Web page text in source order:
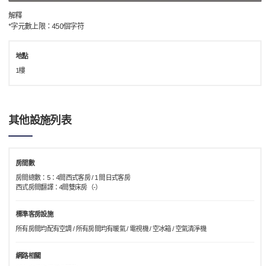
解釋
*字元數上限：450個字符
地點
1樓
其他設施列表
房間數
房間總數：5：4間西式客房 / 1 間日式客房
西式房間翻譯：4間雙床房（-）
標準客房設施
所有房間均配有空調 / 所有房間均有暖氣 / 電視機 / 空冰箱 / 空氣清淨機
網路相關